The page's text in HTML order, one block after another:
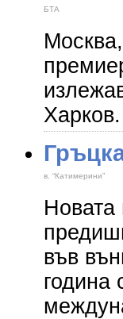
БТА
в. “Катимерини”
Новата
във
година